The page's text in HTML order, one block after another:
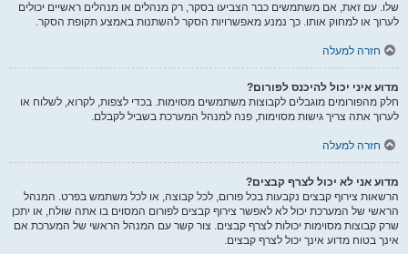
שלו. עם זאת, אם משתמשים כבר הצביעו בסקר, רק מנהלים או מנהלים ראשיים יכולים
לערוך או למחוק אותו. כך נמנע מאפשרויות הסקר להשתנות באמצע תקופת הסקר.
חזרה למעלה
מדוע איני יכול להיכנס לפורום?
חלק מהפורומים מוגבלים לקבוצות משתמשים מסוימות. בכדי לצפות, לקרוא, לשלוח או
לערוך אתה צריך גישות מסוימות, פנה למנהל המערכת בשביל לקבלם.
חזרה למעלה
מדוע אני לא יכול לצרף קבצים?
הרשאות צירוף קבצים נקבעות בכל פורום, לכל קבוצה, או לכל משתמש בפרט. המנהל
הראשי של המערכת יכול לא לאפשר צירוף קבצים לפורום המסוים בו אתה שולח, או יתכן
שרק קבוצות מסוימות יכולות לצרף קבצים. צור קשר עם המנהל הראשי של המערכת אם
אינך בטוח מדוע אינך יכול לצרף קבצים.